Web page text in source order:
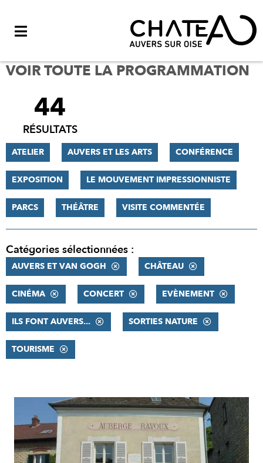
VOIR TOUTE LA PROGRAMMATION
FILTRER
RÉSULTATS
44
RÉSULTATS
ATELIER AUVERS ET LES ARTS CONFÉRENCE
EXPOSITION LE MOUVEMENT IMPRESSIONNISTE
PARCS THÉÂTRE VISITE COMMENTÉE
Catégories sélectionnées :
AUVERS ET VAN GOGH CHÂTEAU
CINÉMA CONCERT EVÈNEMENT
ILS FONT AUVERS... SORTIES NATURE
TOURISME
RÉSULTATS